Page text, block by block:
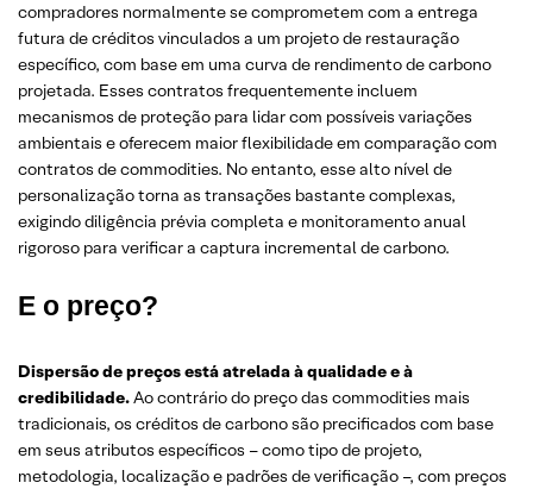
compradores normalmente se comprometem com a entrega
futura de créditos vinculados a um projeto de restauração
específico, com base em uma curva de rendimento de carbono
projetada. Esses contratos frequentemente incluem
mecanismos de proteção para lidar com possíveis variações
ambientais e oferecem maior flexibilidade em comparação com
contratos de commodities. No entanto, esse alto nível de
personalização torna as transações bastante complexas,
exigindo diligência prévia completa e monitoramento anual
rigoroso para verificar a captura incremental de carbono.
E o preço?
Dispersão de preços está atrelada à qualidade e à
credibilidade.Ao contrário do preço das commodities mais
tradicionais, os créditos de carbono são precificados com base
em seus atributos específicos – como tipo de projeto,
metodologia, localização e padrões de verificação –, com preços